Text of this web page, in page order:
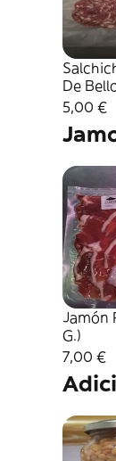
De
5,00 €
Jamón
G.)
7,00 €